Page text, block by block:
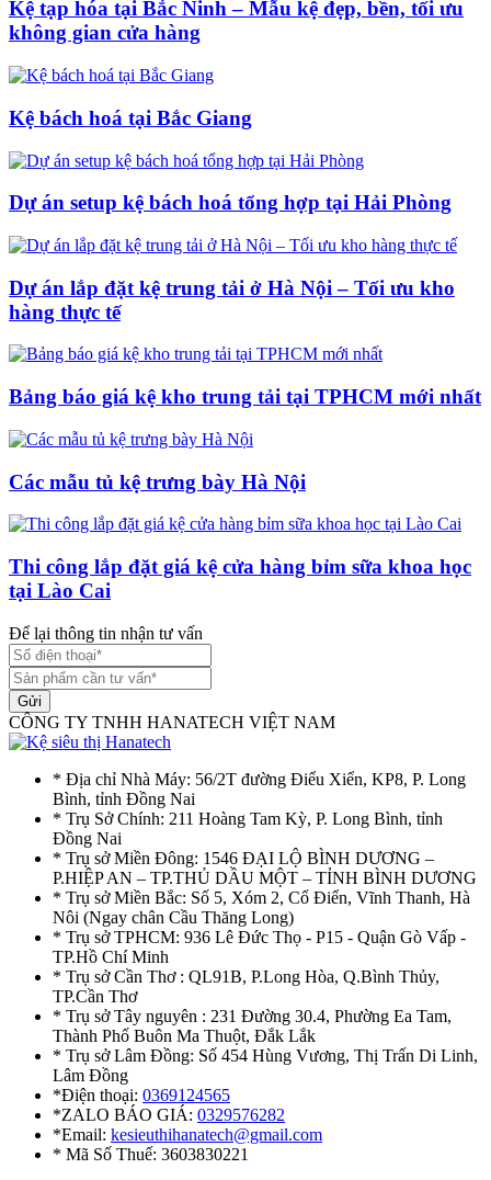
Kệ tạp hóa tại Bắc Ninh – Mẫu kệ đẹp, bền, tối ưu
không gian cửa hàng
Kệ bách hoá tại Bắc Giang
Dự án setup kệ bách hoá tổng hợp tại Hải Phòng
Dự án lắp đặt kệ trung tải ở Hà Nội – Tối ưu kho
hàng thực tế
Bảng báo giá kệ kho trung tải tại TPHCM mới nhất
Các mẫu tủ kệ trưng bày Hà Nội
Thi công lắp đặt giá kệ cửa hàng bỉm sữa khoa học
tại Lào Cai
Để lại thông tin nhận tư vấn
Gửi
CÔNG TY TNHH HANATECH VIỆT NAM
* Địa chỉ Nhà Máy: 56/2T đường Điểu Xiển, KP8, P. Long
Bình, tỉnh Đồng Nai
* Trụ Sở Chính: 211 Hoàng Tam Kỳ, P. Long Bình, tỉnh
Đồng Nai
* Trụ sở Miền Đông: 1546 ĐẠI LỘ BÌNH DƯƠNG –
P.HIỆP AN – TP.THỦ DẦU MỘT – TỈNH BÌNH DƯƠNG
* Trụ sở Miền Bắc: Số 5, Xóm 2, Cổ Điển, Vĩnh Thanh, Hà
Nôi (Ngay chân Cầu Thăng Long)
* Trụ sở TPHCM: 936 Lê Đức Thọ - P15 - Quận Gò Vấp -
TP.Hồ Chí Minh
* Trụ sở Cần Thơ : QL91B, P.Long Hòa, Q.Bình Thủy,
TP.Cần Thơ
* Trụ sở Tây nguyên : 231 Đường 30.4, Phường Ea Tam,
Thành Phố Buôn Ma Thuột, Đắk Lắk
* Trụ sở Lâm Đồng: Số 454 Hùng Vương, Thị Trấn Di Linh,
Lâm Đồng
*Điện thoại: 0369124565
*ZALO BÁO GIÁ: 0329576282
*Email: kesieuthihanatech@gmail.com
* Mã Số Thuế: 3603830221